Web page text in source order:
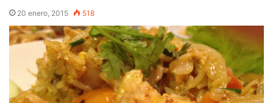
20 enero, 2015 518